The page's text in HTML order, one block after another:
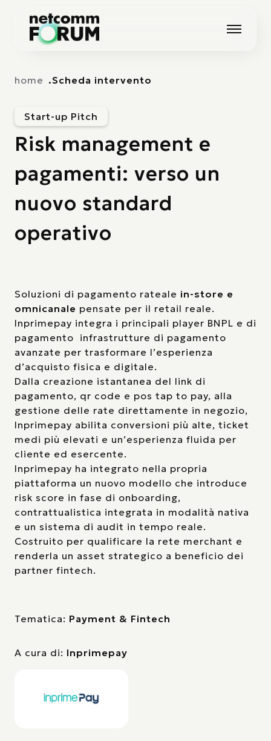
home Scheda intervento
Start-up Pitch
Risk management e
pagamenti: verso un
nuovo standard
operativo
Soluzioni di pagamento rateale in-store e
omnicanale pensate per il retail reale.
Inprimepay integra i principali player BNPL e di
pagamento infrastrutture di pagamento
avanzate per trasformare l’esperienza
d’acquisto fisica e digitale.
Dalla creazione istantanea del link di
pagamento, qr code e pos tap to pay, alla
gestione delle rate direttamente in negozio,
Inprimepay abilita conversioni più alte, ticket
medi più elevati e un’esperienza fluida per
cliente ed esercente.
Inprimepay ha integrato nella propria
piattaforma un nuovo modello che introduce
risk score in fase di onboarding,
contrattualistica integrata in modalità nativa
e un sistema di audit in tempo reale.
Costruito per qualificare la rete merchant e
renderla un asset strategico a beneficio dei
partner fintech.
Tematica: Payment & Fintech
A cura di: Inprimepay